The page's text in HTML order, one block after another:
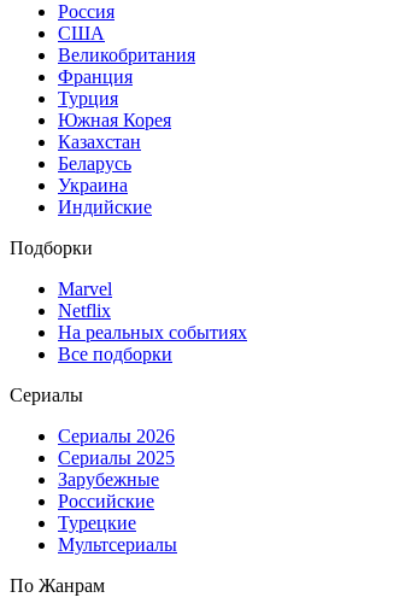
Россия
США
Великобритания
Франция
Турция
Южная Корея
Казахстан
Беларусь
Украина
Индийские
Подборки
Marvel
Netflix
На реальных событиях
Все подборки
Сериалы
Сериалы 2026
Сериалы 2025
Зарубежные
Российские
Турецкие
Мультсериалы
По Жанрам